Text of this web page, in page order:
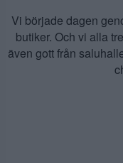
Vi började dagen
butiker. Och vi alla
även gott från